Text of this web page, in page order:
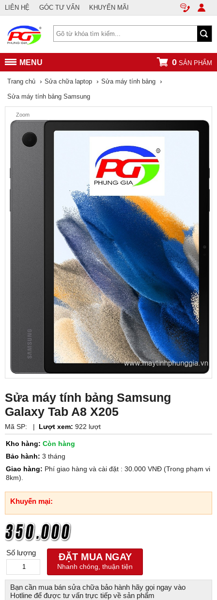
LIÊN HỆ GÓC TƯ VẤN KHUYẾN MÃI
MENU 0 SẢN PHẨM
Trang chủ › Sửa chữa laptop › Sửa máy tính bảng ›
Sửa máy tính bảng Samsung
Zoom
Sửa máy tính bảng Samsung
Galaxy Tab A8 X205
Mã SP: | Lượt xem: 922 lượt
Kho hàng: Còn hàng
Bảo hành: 3 tháng
Giao hàng: Phí giao hàng và cài đặt : 30.000 VNĐ (Trong phạm vi
8km).
Khuyến mại:
Số lượng ĐẶT MUA NGAY
Nhanh chóng, thuận tiện
Bạn cần mua bán sửa chữa bảo hành hãy gọi ngay vào
Hotline để được tư vấn trực tiếp về sản phẩm